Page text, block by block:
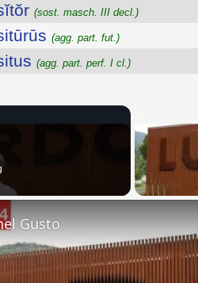
(sost. masch. III decl.)
(agg. part. fut.)
(agg. part. perf. I cl.)
Gusto